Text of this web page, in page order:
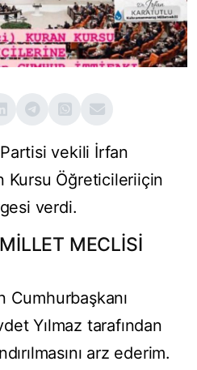
Partisi vekili İrfan
Kursu Öğreticileriiçin
verdi.
MECLİSİ
Cumhurbaşkanı
Yılmaz tarafından
arz ederim.